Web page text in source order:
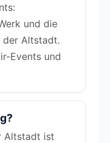
und die
der Altstadt.
Events und
Altstadt ist